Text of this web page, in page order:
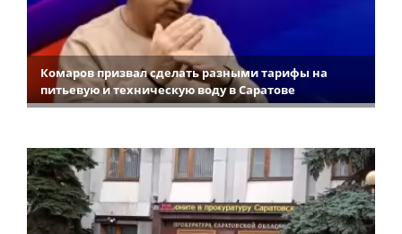
Комаров призвал сделать разными тарифы на
питьевую и техническую воду в Саратове